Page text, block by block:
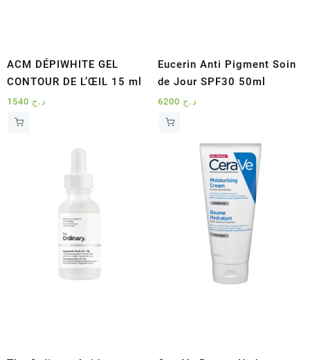
ACM DÉPIWHITE GEL
CONTOUR DE L’ŒIL 15 ml
د.ج
Eucerin Anti Pigment Soin
de Jour SPF30 50ml
د.ج